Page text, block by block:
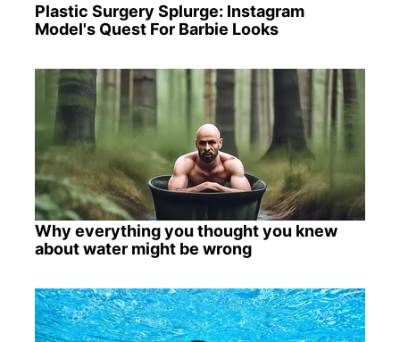
Plastic Surgery Splurge: Instagram
Model's Quest For Barbie Looks
Why everything you thought you knew
about water might be wrong